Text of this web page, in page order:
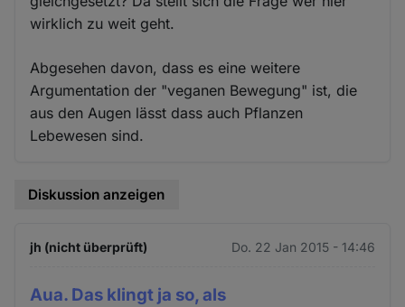
wirklich zu weit geht.
Abgesehen davon, dass es eine weitere
Argumentation der "veganen Bewegung" ist, die
aus den Augen lässt dass auch Pflanzen
Lebewesen sind.
Diskussion anzeigen
jh (nicht überprüft) Do. 22 Jan 2015 - 14:46
Aua. Das klingt ja so, als